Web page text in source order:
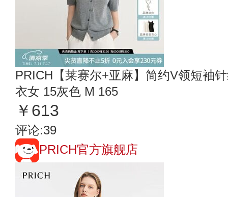
PRICH【莱赛尔+亚麻】简约V领短袖
衣女 15灰色 M 165
￥613
评论:39
PRICH官方旗舰店